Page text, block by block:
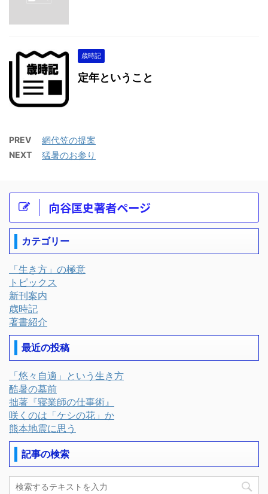
歳時記
定年ということ
PREV 網代笠の提案
NEXT 猛暑のお参り
向谷匡史著者ページ
カテゴリー
「生き方」の極意
トピックス
新刊案内
歳時記
著書紹介
最近の投稿
「悠々自適」という生き方
酷暑の墓前
拙著『寝業師の仕事術』
咲くのは「ケシの花」か
熊本地震に思う
記事の検索